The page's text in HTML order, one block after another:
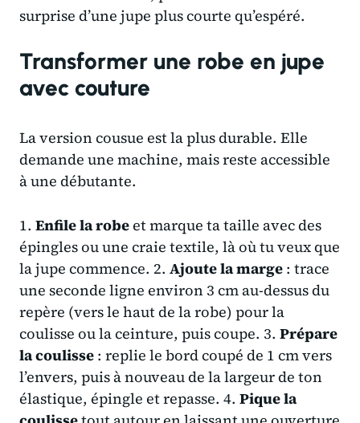
surprise d’une jupe plus courte qu’espéré.
Transformer une robe en jupe
avec couture
La version cousue est la plus durable. Elle
demande une machine, mais reste accessible
à une débutante.
1. Enfile la robeet marque ta taille avec des
épingles ou une craie textile, là où tu veux que
la jupe commence. 2. Ajoute la marge : trace
une seconde ligne environ 3 cm au-dessus du
repère (vers le haut de la robe) pour la
coulisse ou la ceinture, puis coupe. 3. Prépare
la coulisse : replie le bord coupé de 1 cm vers
l’envers, puis à nouveau de la largeur de ton
élastique, épingle et repasse. 4. Pique la